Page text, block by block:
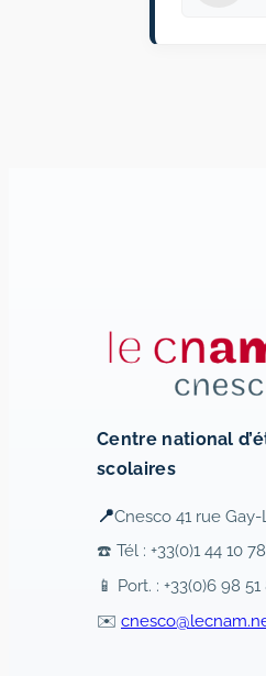
Centre national
scolaires
📍Cnesco 41 rue
☎️ Tél : +33(0)1 44 10
📱 Port. : +33(0)6 98
✉️